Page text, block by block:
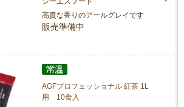
高貴な香りのアールグレイです
販売準備中
AGFプロフェッショナル 紅茶 1L
用 10食入